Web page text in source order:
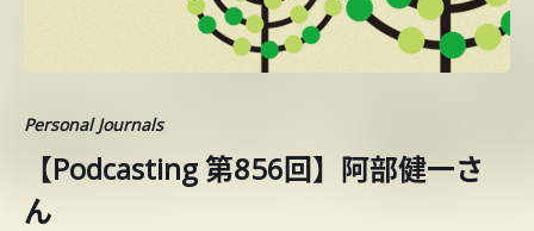
Personal Journals
【Podcasting 第856回】阿部健一さ
ん